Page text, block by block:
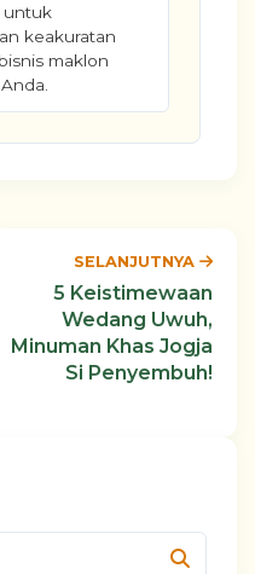
untuk
keakuratan
maklon
SELANJUTNYA
5 Keistimewaan
Wedang Uwuh,
Minuman Khas Jogja
Si Penyembuh!